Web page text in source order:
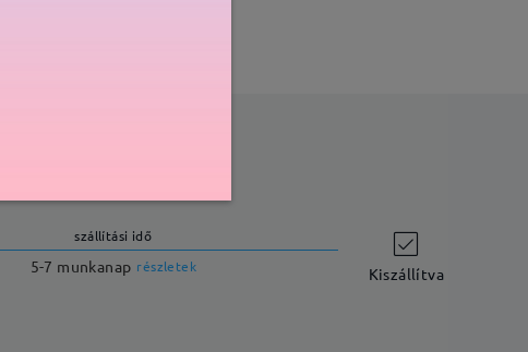
szállítási idő
5-7 munkanap részletek Kiszállítva